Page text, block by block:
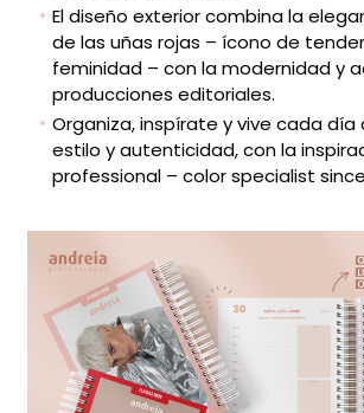
El diseño exterior combina la
de las uñas rojas – ícono de
feminidad – con la modernidad y
producciones editoriales.
Organiza, inspírate y vive cada día
estilo y autenticidad, con la
professional – color specialist since